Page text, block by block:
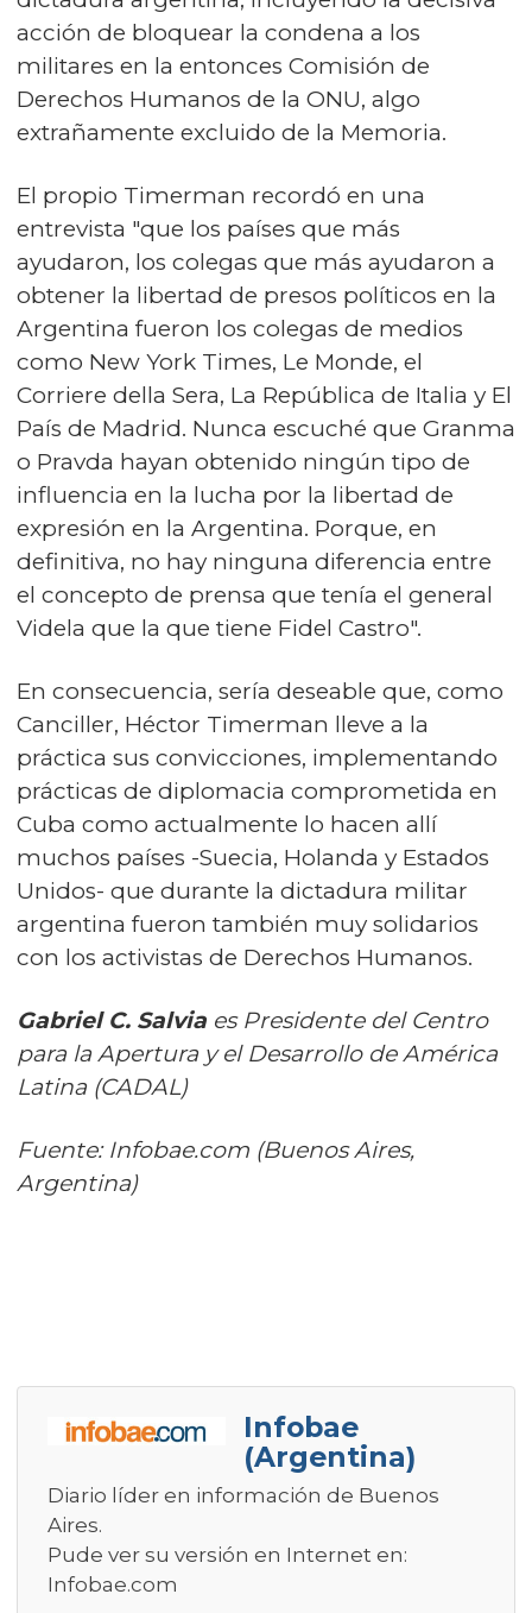
acción de bloquear la condena a los
militares en la entonces Comisión de
Derechos Humanos de la ONU, algo
extrañamente excluido de la Memoria.
El propio Timerman recordó en una
entrevista "que los países que más
ayudaron, los colegas que más ayudaron a
obtener la libertad de presos políticos en la
Argentina fueron los colegas de medios
como New York Times, Le Monde, el
Corriere della Sera, La República de Italia y El
País de Madrid. Nunca escuché que Granma
o Pravda hayan obtenido ningún tipo de
influencia en la lucha por la libertad de
expresión en la Argentina. Porque, en
definitiva, no hay ninguna diferencia entre
el concepto de prensa que tenía el general
Videla que la que tiene Fidel Castro".
En consecuencia, sería deseable que, como
Canciller, Héctor Timerman lleve a la
práctica sus convicciones, implementando
prácticas de diplomacia comprometida en
Cuba como actualmente lo hacen allí
muchos países -Suecia, Holanda y Estados
Unidos- que durante la dictadura militar
argentina fueron también muy solidarios
con los activistas de Derechos Humanos.
Gabriel C. Salvia es Presidente del Centro
para la Apertura y el Desarrollo de América
Latina (CADAL)
Fuente: Infobae.com (Buenos Aires,
Argentina)
Infobae
(Argentina)
Diario líder en información de Buenos
Aires.
Pude ver su versión en Internet en:
Infobae.com